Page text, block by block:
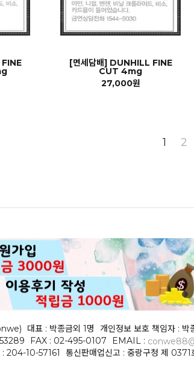
[면세담배] DUNHILL FINE
CUT 4mg
27,000원
1 2
대표 : 박종금외 1명
개인정보 보호 책임자 : 박
FAX : 02-495-0107 EMAIL :
: 204-10-57161
통신판매업신고 : 중랑구청 제 0371